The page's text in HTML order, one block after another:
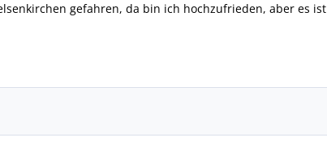
gefahren, da bin ich hochzufrieden, aber es